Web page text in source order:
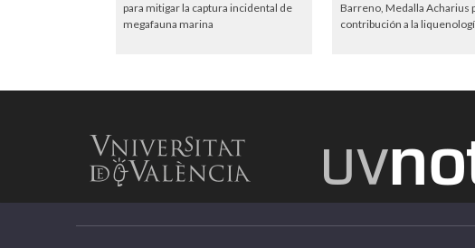
para mitigar la captura incidental de
megafauna marina
Barreno, Medalla Acharius
contribución a la